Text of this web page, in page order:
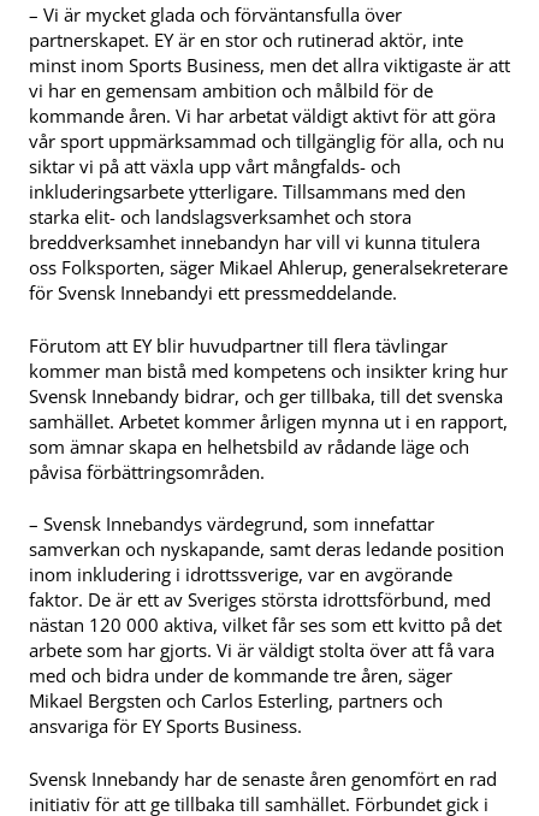
– Vi är mycket glada och förväntansfulla över
partnerskapet. EY är en stor och rutinerad aktör, inte
minst inom Sports Business, men det allra viktigaste är att
vi har en gemensam ambition och målbild för de
kommande åren. Vi har arbetat väldigt aktivt för att göra
vår sport uppmärksammad och tillgänglig för alla, och nu
siktar vi på att växla upp vårt mångfalds- och
inkluderingsarbete ytterligare. Tillsammans med den
starka elit- och landslagsverksamhet och stora
breddverksamhet innebandyn har vill vi kunna titulera
oss Folksporten, säger Mikael Ahlerup, generalsekreterare
för Svensk Innebandyi ett pressmeddelande.
Förutom att EY blir huvudpartner till flera tävlingar
kommer man bistå med kompetens och insikter kring hur
Svensk Innebandy bidrar, och ger tillbaka, till det svenska
samhället. Arbetet kommer årligen mynna ut i en rapport,
som ämnar skapa en helhetsbild av rådande läge och
påvisa förbättringsområden.
– Svensk Innebandys värdegrund, som innefattar
samverkan och nyskapande, samt deras ledande position
inom inkludering i idrottssverige, var en avgörande
faktor. De är ett av Sveriges största idrottsförbund, med
nästan 120 000 aktiva, vilket får ses som ett kvitto på det
arbete som har gjorts. Vi är väldigt stolta över att få vara
med och bidra under de kommande tre åren, säger
Mikael Bergsten och Carlos Esterling, partners och
ansvariga för EY Sports Business.
Svensk Innebandy har de senaste åren genomfört en rad
initiativ för att ge tillbaka till samhället. Förbundet gick i